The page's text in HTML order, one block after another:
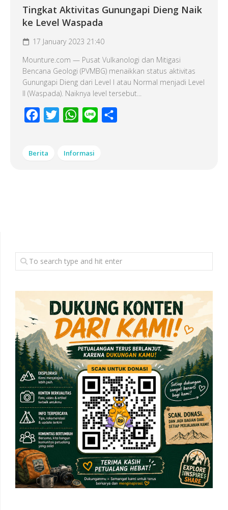
Tingkat Aktivitas Gunungapi Dieng Naik
ke Level Waspada
17 January 2023 21:40
Mounture.com — Pusat Vulkanologi dan Mitigasi
Bencana Geologi (PVMBG) menaikkan status aktivitas
Gunungapi Dieng dari Level I atau Normal menjadi Level
II (Waspada). Naiknya level tersebut...
Facebook
Twitter WhatsApp
Line
Berita Informasi